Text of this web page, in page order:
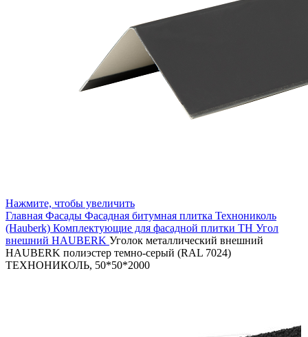
Нажмите, чтобы увеличить
Главная Фасады Фасадная битумная плитка Технониколь
(Hauberk) Комплектующие для фасадной плитки ТН Угол
внешний HAUBERK Уголок металлический внешний
HAUBERK полиэстер темно-серый (RAL 7024)
ТЕХНОНИКОЛЬ, 50*50*2000